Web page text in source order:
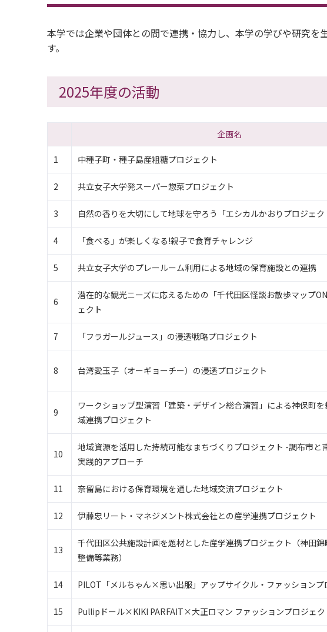
本学では企業や団体との間で連携・協力し、本学の学びや研究を
す。
2025年度の活動
企画名
1 中種子町・種子島産粗糖プロジェクト
2 共立女子大学発スーパー惣菜プロジェクト
3 自然の香りを大切にして地球を守ろう「エシカルかおりプロジェク
4 「食べる」が楽しくなる!親子で食育チャレンジ
5 共立女子大学のプレールーム利用による地域の保育施設との連携
6
潜在的な観光ニーズに応えるための「千代田区怪談お散歩マップ
ェクト
7 「フラガールジュース」の浸透戦略プロジェクト
8 台湾愛玉子（オーギョーチー）の浸透プロジェクト
9
ワークショップ型演習「建築・デザイン総合演習」による神保町
域連携プロジェクト
10
地域資源を活用した持続可能なまちづくりプロジェクト -調布市と
実践的アプローチ
11 奈留島における保育環境を通した地域交流プロジェクト
12 伊藤忠リート・マネジメント株式会社との産学連携プロジェクト
13
千代田区公共施設計画を題材とした産学連携プロジェクト（神田
整備等業務）
14 PILOT「メルちゃん×思い出服」アップサイクル・ファッションプ
15 Pullipドール×KIKI PARFAIT×大正ロマン ファッションプロジェク